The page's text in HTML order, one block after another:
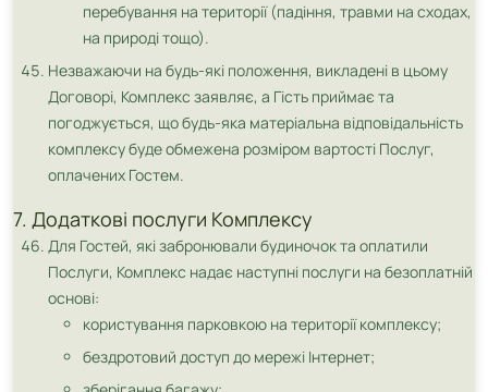
перебування на території (падіння, травми на сходах,
на природі тощо).
Незважаючи на будь-які положення, викладені в цьому
Договорі, Комплекс заявляє, а Гість приймає та
погоджується, що будь-яка матеріальна відповідальність
комплексу буде обмежена розміром вартості Послуг,
оплачених Гостем.
7. Додаткові послуги Комплексу
Для Гостей, які забронювали будиночок та оплатили
Послуги, Комплекс надає наступні послуги на безоплатній
основі:
користування парковкою на території комплексу;
бездротовий доступ до мережі Інтернет;